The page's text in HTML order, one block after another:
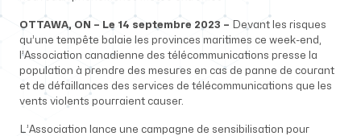
OTTAWA, ON – Le 14 septembre 2023 – Devant les risques
qu’une tempête balaie les provinces maritimes ce week-end,
l’Association canadienne des télécommunications presse la
population à prendre des mesures en cas de panne de courant
et de défaillances des services de télécommunications que les
vents violents pourraient causer.
L’Association lance une campagne de sensibilisation pour